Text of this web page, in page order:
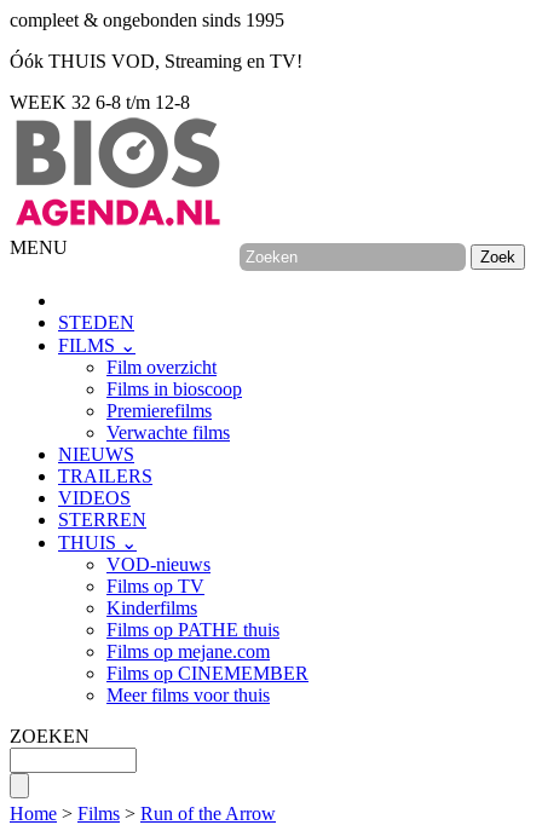
compleet & ongebonden sinds 1995
Óók THUIS VOD, Streaming en TV!
WEEK 32 6-8 t/m 12-8
MENU
STEDEN
FILMS ⌄
Film overzicht
Films in bioscoop
Premierefilms
Verwachte films
NIEUWS
TRAILERS
VIDEOS
STERREN
THUIS ⌄
VOD-nieuws
Films op TV
Kinderfilms
Films op PATHE thuis
Films op mejane.com
Films op CINEMEMBER
Meer films voor thuis
ZOEKEN
Home > Films > Run of the Arrow